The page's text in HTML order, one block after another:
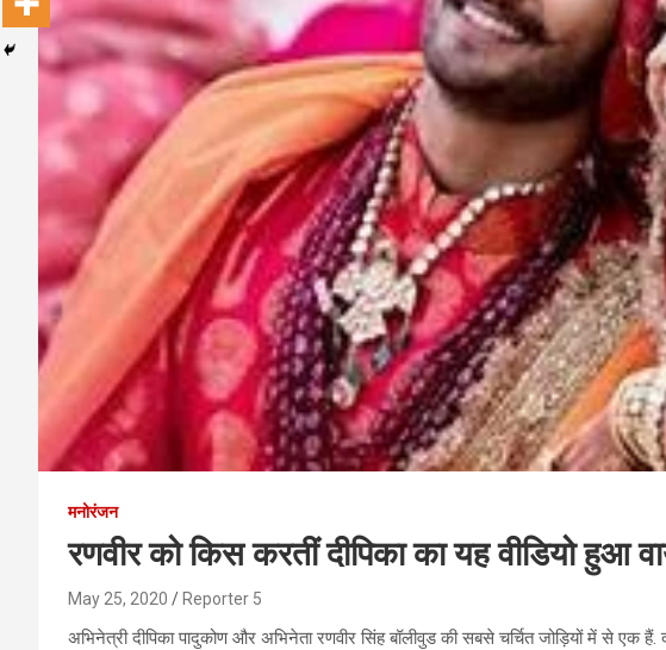
मनोरंजन
रणवीर को किस करतीं दीपिका का यह वीडियो हुआ
May 25, 2020 Reporter 5
अभिनेत्री दीपिका पादुकोण और अभिनेता रणवीर सिंह बॉलीवुड की सबसे चर्चित जोड़ियों में से एक